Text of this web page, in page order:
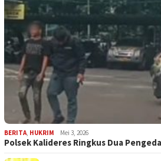
BERITA HUKRIM Mei 3, 2026
Polsek Kalideres Ringkus Dua